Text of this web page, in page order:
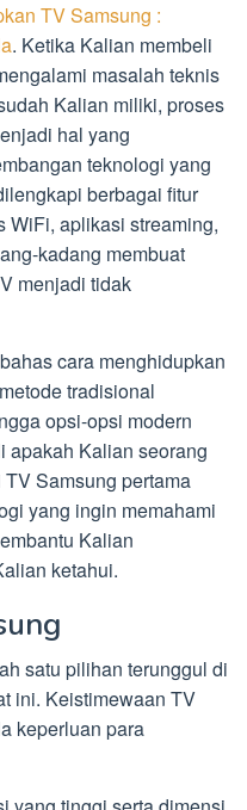
TV Samsung :
. Ketika Kalian membeli
masalah teknis
Kalian miliki, proses
hal yang
teknologi yang
berbagai fitur
aplikasi streaming,
kadang membuat
menjadi tidak
cara menghidupkan
tradisional
opsi-opsi modern
apakah Kalian seorang
Samsung pertama
yang ingin memahami
Kalian
ketahui.
satu pilihan terunggul di
ini. Keistimewaan TV
keperluan para